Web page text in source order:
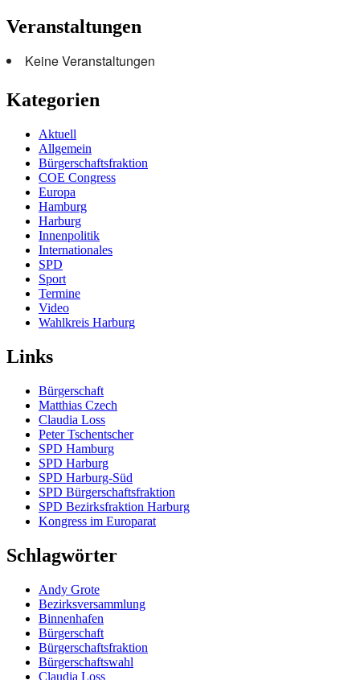
Veranstaltungen
Keine Veranstaltungen
Kategorien
Aktuell
Allgemein
Bürgerschaftsfraktion
COE Congress
Europa
Hamburg
Harburg
Innenpolitik
Internationales
SPD
Sport
Termine
Video
Wahlkreis Harburg
Links
Bürgerschaft
Matthias Czech
Claudia Loss
Peter Tschentscher
SPD Hamburg
SPD Harburg
SPD Harburg-Süd
SPD Bürgerschaftsfraktion
SPD Bezirksfraktion Harburg
Kongress im Europarat
Schlagwörter
Andy Grote
Bezirksversammlung
Binnenhafen
Bürgerschaft
Bürgerschaftsfraktion
Bürgerschaftswahl
Claudia Loss